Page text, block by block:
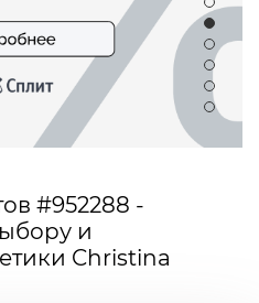
#952288 -
и
Christina